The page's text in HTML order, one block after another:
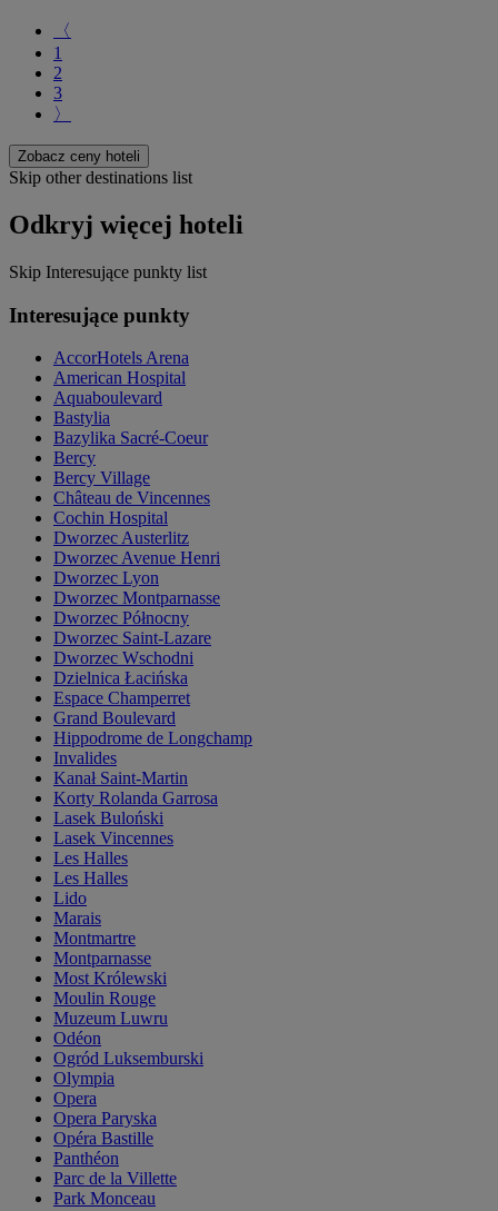
〈
1
2
3
〉
Zobacz ceny hoteli
Skip other destinations list
Odkryj więcej hoteli
Skip Interesujące punkty list
Interesujące punkty
AccorHotels Arena
American Hospital
Aquaboulevard
Bastylia
Bazylika Sacré-Coeur
Bercy
Bercy Village
Château de Vincennes
Cochin Hospital
Dworzec Austerlitz
Dworzec Avenue Henri
Dworzec Lyon
Dworzec Montparnasse
Dworzec Północny
Dworzec Saint-Lazare
Dworzec Wschodni
Dzielnica Łacińska
Espace Champerret
Grand Boulevard
Hippodrome de Longchamp
Invalides
Kanał Saint-Martin
Korty Rolanda Garrosa
Lasek Buloński
Lasek Vincennes
Les Halles
Les Halles
Lido
Marais
Montmartre
Montparnasse
Most Królewski
Moulin Rouge
Muzeum Luwru
Odéon
Ogród Luksemburski
Olympia
Opera
Opera Paryska
Opéra Bastille
Panthéon
Parc de la Villette
Park Monceau